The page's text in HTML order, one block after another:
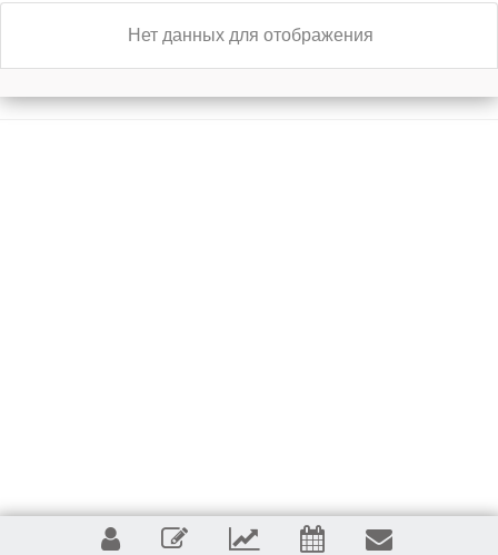
Нет данных для отображения